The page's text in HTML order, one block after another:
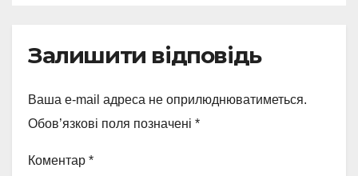
Залишити відповідь
Ваша e-mail адреса не оприлюднюватиметься.
Обов’язкові поля позначені *
Коментар *